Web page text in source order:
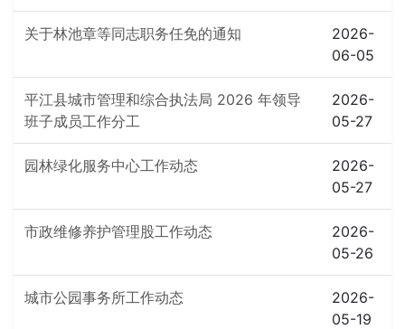
关于林池章等同志职务任免的通知
2026-
06-05
平江县城市管理和综合执法局 2026 年领导
班子成员工作分工
2026-
05-27
园林绿化服务中心工作动态
2026-
05-27
市政维修养护管理股工作动态
2026-
05-26
城市公园事务所工作动态
2026-
05-19